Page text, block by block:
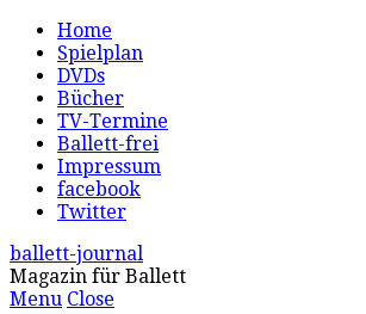
Home
Spielplan
DVDs
Bücher
TV-Termine
Ballett-frei
Impressum
facebook
Twitter
ballett-journal
Magazin für Ballett
Menu Close